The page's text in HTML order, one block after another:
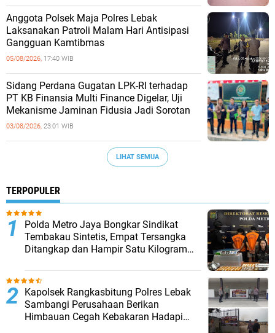
Anggota Polsek Maja Polres Lebak
Laksanakan Patroli Malam Hari Antisipasi
Gangguan Kamtibmas
05/08/2026, 17:40 WIB
Sidang Perdana Gugatan LPK-RI terhadap
PT KB Finansia Multi Finance Digelar, Uji
Mekanisme Jaminan Fidusia Jadi Sorotan
03/08/2026, 23:01 WIB
LIHAT SEMUA
TERPOPULER
‎Polda Metro Jaya Bongkar Sindikat
Tembakau Sintetis, Empat Tersangka
Ditangkap dan Hampir Satu Kilogram
Kapolsek Rangkasbitung Polres Lebak
Sambangi Perusahaan Berikan
Himbauan Cegah Kebakaran Hadapi